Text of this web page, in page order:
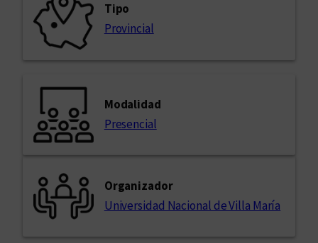
Tipo
Provincial
Modalidad
Presencial
Organizador
Universidad Nacional de Villa María